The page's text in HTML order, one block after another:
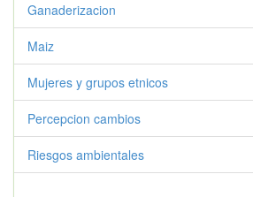
Ganaderizacion
Maiz
Mujeres y grupos etnicos
Percepcion cambios
Riesgos ambientales